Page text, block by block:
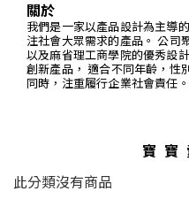
關於
我們是一家以產品設計為主導
注社會大眾需求的產品。 公司
以及麻省理工商學院的優秀設
創新產品， 適合不同年齡，性
同時，注重履行企業社會責任。
寶寶
此分類沒有商品